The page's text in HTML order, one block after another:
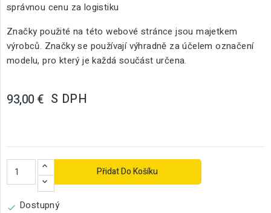
správnou cenu za logistiku
Značky použité na této webové stránce jsou majetkem
výrobců. Značky se používají výhradně za účelem označení
modelu, pro který je každá součást určena.
93,00 € S DPH
Přidat Do Košíku
 Dostupný